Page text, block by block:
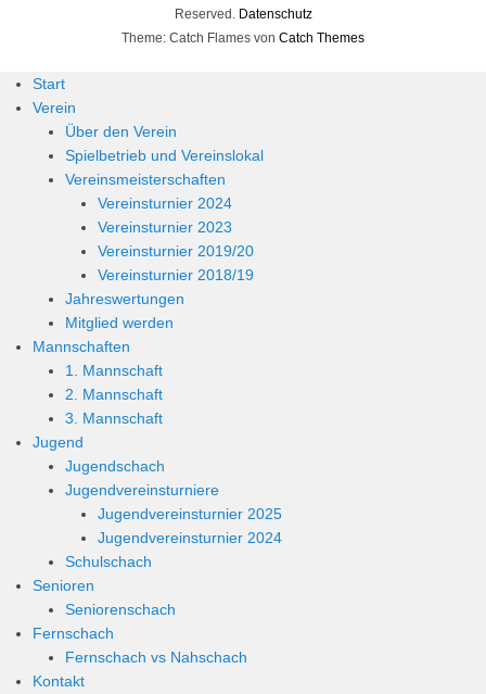
Reserved. Datenschutz
Theme: Catch Flames von Catch Themes
Start
Verein
Über den Verein
Spielbetrieb und Vereinslokal
Vereinsmeisterschaften
Vereinsturnier 2024
Vereinsturnier 2023
Vereinsturnier 2019/20
Vereinsturnier 2018/19
Jahreswertungen
Mitglied werden
Mannschaften
1. Mannschaft
2. Mannschaft
3. Mannschaft
Jugend
Jugendschach
Jugendvereinsturniere
Jugendvereinsturnier 2025
Jugendvereinsturnier 2024
Schulschach
Senioren
Seniorenschach
Fernschach
Fernschach vs Nahschach
Kontakt